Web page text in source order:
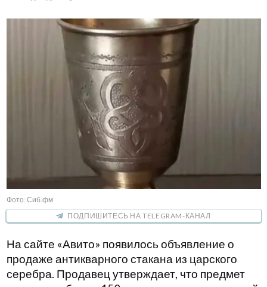
Фото: Сиб.фм
ПОДПИШИТЕСЬ НА TELEGRAM-КАНАЛ
На сайте «Авито» появилось объявление о
продаже антикварного стакана из царского
серебра. Продавец утверждает, что предмет